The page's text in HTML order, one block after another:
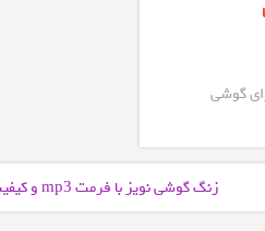
گوشی
زنگ گوشی نویز با فرمت mp3 و